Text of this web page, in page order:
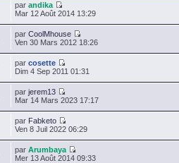
par andika
Mar 12 Août 2014 13:29
par CoolMhouse
Ven 30 Mars 2012 18:26
par cosette
Dim 4 Sep 2011 01:31
par jerem13
Mar 14 Mars 2023 17:17
par Fabketo
Ven 8 Juil 2022 06:29
par Arumbaya
Mer 13 Août 2014 09:33